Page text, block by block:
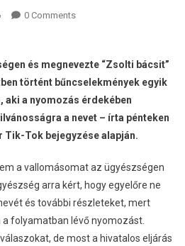
0 Comments
és megnevezte “Zsolti bácsit”
történt bűncselekmények egyik
a nyomozás érdekében
a nevet – írta pénteken
Tik-Tok bejegyzése alapján.
a vallomásomat az ügyészségen
arra kért, hogy egyelőre ne
és további részleteket, mert
folyamatban lévő nyomozást.
de most a hivatalos eljárás